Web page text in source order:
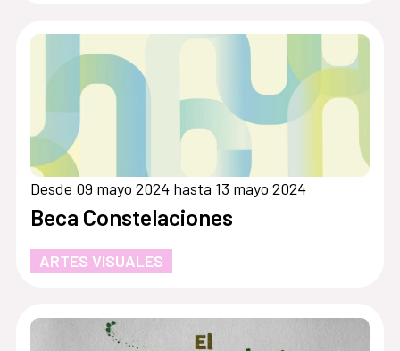
Desde 09 mayo 2024 hasta 13 mayo 2024
Beca Constelaciones
ARTES VISUALES